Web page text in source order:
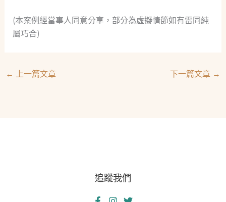
(本案例經當事人同意分享，部分為虛擬情節如有雷同純
屬巧合)
← 上一篇文章 下一篇文章 →
追蹤我們